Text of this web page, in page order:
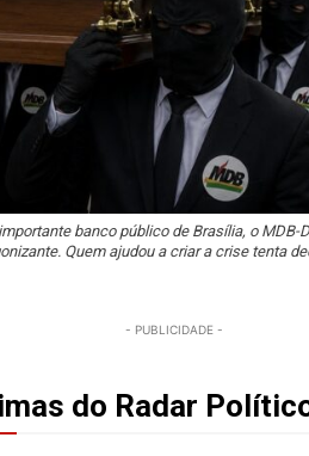
banco público de Brasília, o MDB-
Quem ajudou a criar a crise tenta
- PUBLICIDADE -
do Radar